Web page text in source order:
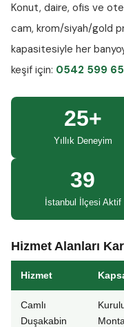
Konut, daire, ofis ve
cam, krom/siyah/gold
kapasitesiyle her
keşif için: 0542 599
25+
Yıllık Deneyim
39
İstanbul İlçesi Aktif
Hizmet Alanları
Hizmet
Camlı
Duşakabin